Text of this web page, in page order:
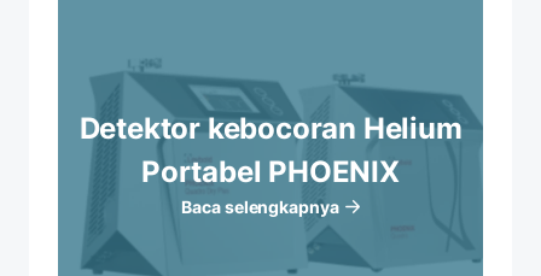
Detektor kebocoran Helium
Portabel PHOENIX
Baca selengkapnya